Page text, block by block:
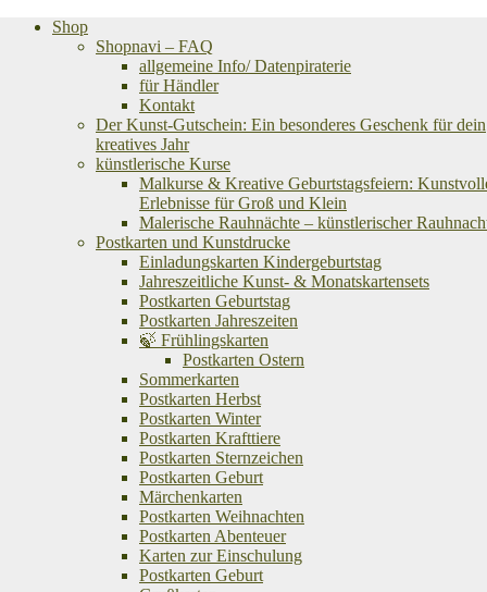
Shop
Shopnavi – FAQ
allgemeine Info/ Datenpiraterie
für Händler
Kontakt
Der Kunst-Gutschein: Ein besonderes Geschenk für dein
kreatives Jahr
künstlerische Kurse
Malkurse & Kreative Geburtstagsfeiern:
Erlebnisse für Groß und Klein
Malerische Rauhnächte – künstlerischer
Postkarten und Kunstdrucke
Einladungskarten Kindergeburtstag
Jahreszeitliche Kunst- & Monatskartensets
Postkarten Geburtstag
Postkarten Jahreszeiten
🍃 Frühlingskarten
Postkarten Ostern
Sommerkarten
Postkarten Herbst
Postkarten Winter
Postkarten Krafttiere
Postkarten Sternzeichen
Postkarten Geburt
Märchenkarten
Postkarten Weihnachten
Postkarten Abenteuer
Karten zur Einschulung
Postkarten Geburt